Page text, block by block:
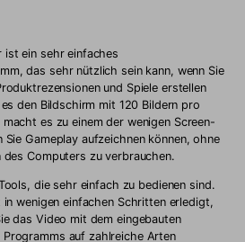
ist ein sehr einfaches
das sehr nützlich sein kann, wenn Sie
und Spiele erstellen
den Bildschirm mit 120 Bildern pro
es zu einem der wenigen Screen-
Gameplay aufzeichnen können, ohne
des Computers zu verbrauchen.
die sehr einfach zu bedienen sind.
wenigen einfachen Schritten erledigt,
das Video mit dem eingebauten
auf zahlreiche Arten